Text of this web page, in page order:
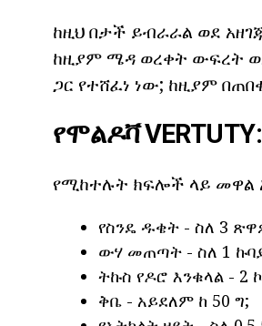
ከዚህ በታች ይብራራል ወደ
ከዚያም ሜዳ ወረቀት ውፍረት
ጋር የተሸፈነ ነው; ከዚያም
የሞልዶቫ
የሚከተሉት ክፍሎች ላይ መዋል
የስንዴ ዱቄት - ስለ 3
ውሃ መጠጣት - ስለ 1
ትኩስ የዶሮ እንቁላል - 2
ቅቤ - አይደለም ከ 50 ግ;